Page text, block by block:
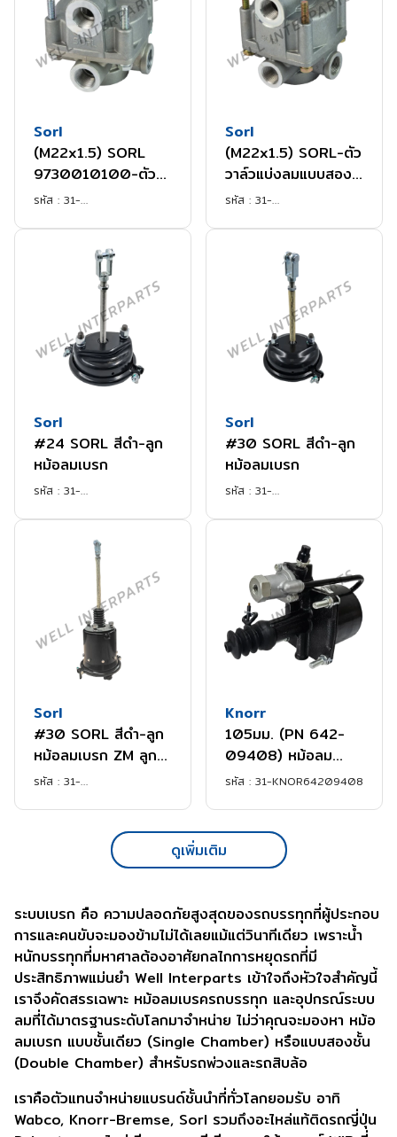
Sorl
(M22x1.5) SORL
9730010100-ตัว
วาล์วแบ่งลม
รหัส : 31-
Sorl
(M22x1.5) SORL-ตัว
วาล์วแบ่งลมแบบสอง
ทาง
รหัส : 31-
Sorl
#24 SORL สีดำ-ลูก
หม้อลมเบรก
รหัส : 31-
Sorl
#30 SORL สีดำ-ลูก
หม้อลมเบรก
รหัส : 31-
Sorl
#30 SORL สีดำ-ลูก
หม้อลมเบรก ZM ลูก
ยาว
รหัส : 31-
Knorr
105มม. (PN 642-
09408) หม้อลม
คลัทช์
รหัส : 31-KNOR64209408
ดูเพิ่มเติม
ระบบเบรก คือ ความปลอดภัยสูงสุดของรถบรรทุกที่ผู้ประกอบ
การและคนขับจะมองข้ามไม่ได้เลยแม้แต่วินาทีเดียว เพราะน้ำ
หนักบรรทุกที่มหาศาลต้องอาศัยกลไกการหยุดรถที่มี
ประสิทธิภาพแม่นยำ Well Interparts เข้าใจถึงหัวใจสำคัญนี้
เราจึงคัดสรรเฉพาะ หม้อลมเบรครถบรรทุก และอุปกรณ์ระบบ
ลมที่ได้มาตรฐานระดับโลกมาจำหน่าย ไม่ว่าคุณจะมองหา หม้อ
ลมเบรก แบบชั้นเดียว (Single Chamber) หรือแบบสองชั้น
(Double Chamber) สำหรับรถพ่วงและรถสิบล้อ
เราคือตัวแทนจำหน่ายแบรนด์ชั้นนำที่ทั่วโลกยอมรับ อาทิ
Wabco, Knorr-Bremse, Sorl รวมถึงอะไหล่แท้ติดรถญี่ปุ่น